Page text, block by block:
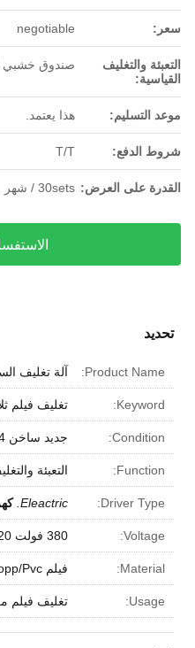
سعر: negotiable
التعبئة والتغليف
القياسية:
صندوق خشبي
موعد التسليم: هذا يعتمد.
شروط الدفع: T/T
القدرة على العرض: 30sets / شهر
تحديد
Product Name: آلة تغليف
Keyword: تغليف فيلم
Condition: جديد ساخن 2024
Function: التعبئة
Driver Type:
Eleactric.
Voltage: 380 فولت 3P/220 فولت 1P
Material: فيلم Bopp/Pvc/التدخين
Usage: تغليف فيلم